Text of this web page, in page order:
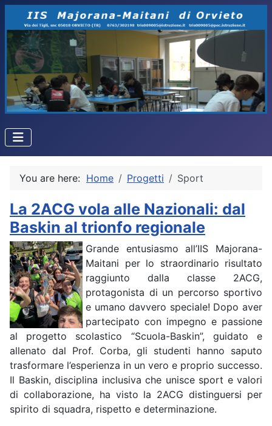
You are here: Home Progetti Sport
La 2ACG vola alle Nazionali: dal
Baskin al trionfo regionale
Grande entusiasmo all’IIS Majorana-
Maitani per lo straordinario risultato
raggiunto dalla classe 2ACG,
protagonista di un percorso sportivo
e umano davvero speciale! Dopo aver
partecipato con impegno e passione
al progetto scolastico “Scuola-Baskin”, guidato e
allenato dal Prof. Corba, gli studenti hanno saputo
trasformare l’esperienza in un vero e proprio successo.
Il Baskin, disciplina inclusiva che unisce sport e valori
di collaborazione, ha visto la 2ACG distinguersi per
spirito di squadra, rispetto e determinazione.